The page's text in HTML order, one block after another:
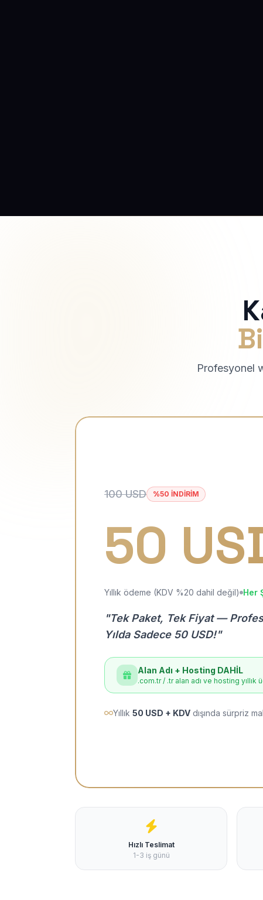
Profesyonel
100 USD %50 İNDİRİM
50
Yıllık ödeme (KDV %20 dahil değil) Her
"Tek Paket, Tek Fiyat —
Yılda Sadece 50 USD!"
Alan Adı + Hosting DAHİL
.com.tr / .tr alan adı ve hosting yıllık
Yıllık 50 USD + KDV dışında sürpriz
Hızlı Teslimat
1-3 iş günü